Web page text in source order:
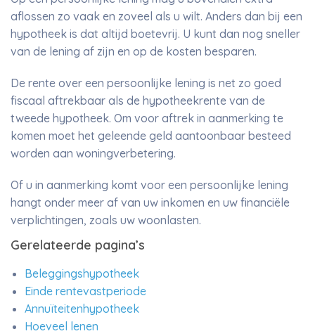
aflossen zo vaak en zoveel als u wilt. Anders dan bij een
hypotheek is dat altijd boetevrij. U kunt dan nog sneller
van de lening af zijn en op de kosten besparen.
De rente over een persoonlijke lening is net zo goed
fiscaal aftrekbaar als de hypotheekrente van de
tweede hypotheek. Om voor aftrek in aanmerking te
komen moet het geleende geld aantoonbaar besteed
worden aan woningverbetering.
Of u in aanmerking komt voor een persoonlijke lening
hangt onder meer af van uw inkomen en uw financiële
verplichtingen, zoals uw woonlasten.
Gerelateerde pagina’s
Beleggingshypotheek
Einde rentevastperiode
Annuïteitenhypotheek
Hoeveel lenen